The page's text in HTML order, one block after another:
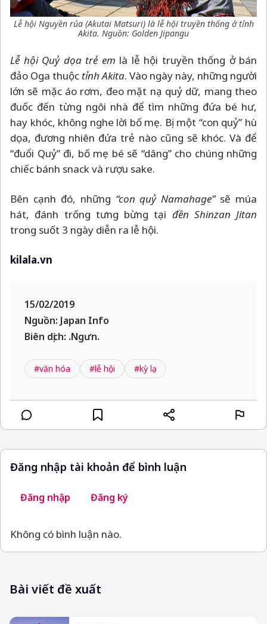
Lễ hội Nguyền rủa (Akutai Matsuri) là lễ hội truyền thống ở tỉnh
Akita. Nguồn: Golden Jipangu
Lễ hội Quỷ dọa trẻ em là lễ hội truyền thống ở bán
đảo Oga thuộc tỉnh Akita. Vào ngày này, những người
lớn sẽ mặc áo rơm, đeo mặt nạ quỷ dữ, mang theo
đuốc đến từng ngôi nhà để tìm những đứa bé hư,
hay khóc, không nghe lời bố mẹ. Bị một “con quỷ” hù
dọa, đương nhiên đứa trẻ nào cũng sẽ khóc. Và để
“đuổi Quỷ” đi, bố mẹ bé sẽ “dâng” cho chúng những
chiếc bánh snack và rượu sake.
Bên cạnh đó, những “con quỷ Namahage”sẽ múa
hát, đánh trống tưng bừng tại đền Shinzan Jitan
trong suốt 3 ngày diễn ra lễ hội.
kilala.vn
15/02/2019
Nguồn: Japan Info
Biên dịch: .Ngưn.
#văn hóa #lễ hội #kỳ lạ
Đăng nhập tài khoản để bình luận
Đăng nhập Đăng ký
Không có bình luận nào.
Bài viết đề xuất